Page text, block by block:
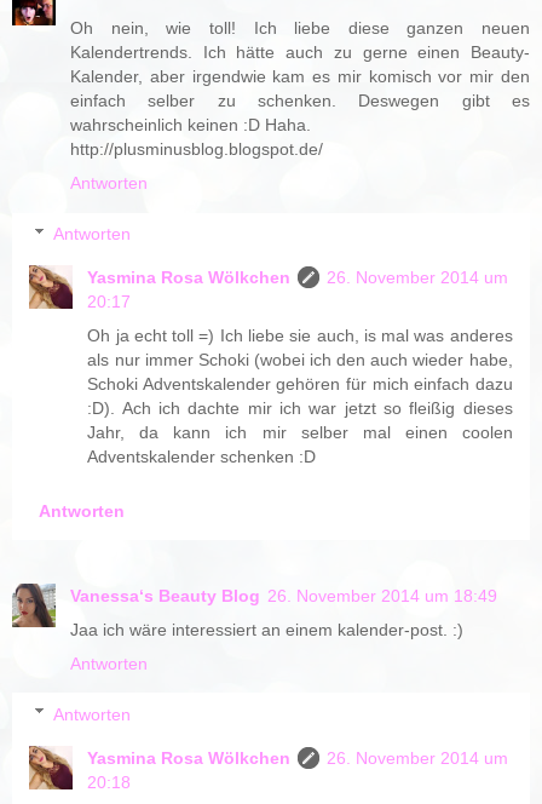
Oh nein, wie toll! Ich liebe diese ganzen neuen
Kalendertrends. Ich hätte auch zu gerne einen Beauty-
Kalender, aber irgendwie kam es mir komisch vor mir den
einfach selber zu schenken. Deswegen gibt es
wahrscheinlich keinen :D Haha.
http://plusminusblog.blogspot.de/
Antworten
Antworten
Yasmina Rosa Wölkchen
26. November 2014 um
20:17
Oh ja echt toll =) Ich liebe sie auch, is mal was anderes
als nur immer Schoki (wobei ich den auch wieder habe,
Schoki Adventskalender gehören für mich einfach dazu
:D). Ach ich dachte mir ich war jetzt so fleißig dieses
Jahr, da kann ich mir selber mal einen coolen
Adventskalender schenken :D
Antworten
Vanessa‘s Beauty Blog 26. November 2014 um 18:49
Jaa ich wäre interessiert an einem kalender-post. :)
Antworten
Antworten
Yasmina Rosa Wölkchen
26. November 2014 um
20:18